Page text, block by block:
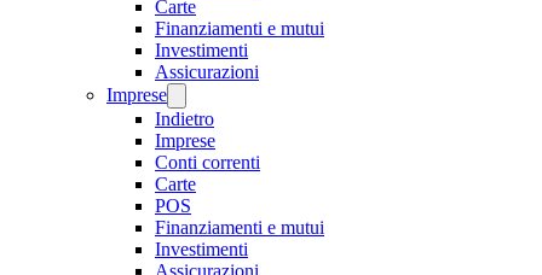
Carte
Finanziamenti e mutui
Investimenti
Assicurazioni
Imprese
Indietro
Imprese
Conti correnti
Carte
POS
Finanziamenti e mutui
Investimenti
Assicurazioni